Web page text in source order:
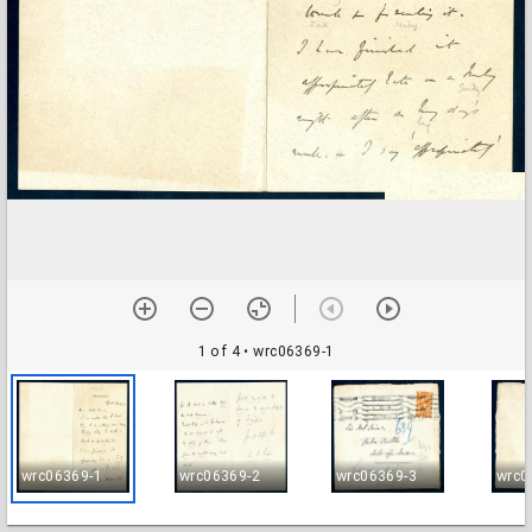
1 of 4• wrc06369-1
wrc06369-1 wrc06369-2 wrc06369-3